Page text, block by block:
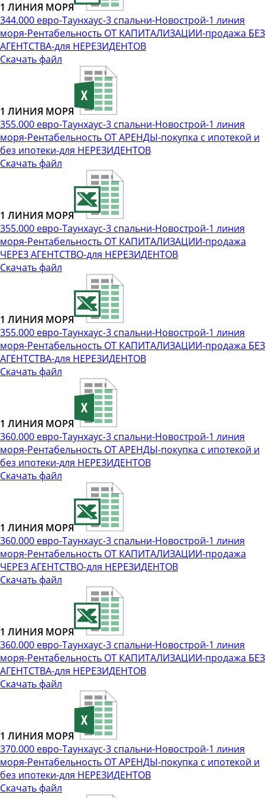
1 ЛИНИЯ МОРЯ
344.000 евро-Таунхаус-3 спальни-Новострой-1 линия
моря-Рентабельность ОТ КАПИТАЛИЗАЦИИ-продажа БЕЗ
АГЕНТСТВА-для НЕРЕЗИДЕНТОВ
Скачать файл
1 ЛИНИЯ МОРЯ
355.000 евро-Таунхаус-3 спальни-Новострой-1 линия
моря-Рентабельность ОТ АРЕНДЫ-покупка с ипотекой и
без ипотеки-для НЕРЕЗИДЕНТОВ
Скачать файл
1 ЛИНИЯ МОРЯ
355.000 евро-Таунхаус-3 спальни-Новострой-1 линия
моря-Рентабельность ОТ КАПИТАЛИЗАЦИИ-продажа
ЧЕРЕЗ АГЕНТСТВО-для НЕРЕЗИДЕНТОВ
Скачать файл
1 ЛИНИЯ МОРЯ
355.000 евро-Таунхаус-3 спальни-Новострой-1 линия
моря-Рентабельность ОТ КАПИТАЛИЗАЦИИ-продажа БЕЗ
АГЕНТСТВА-для НЕРЕЗИДЕНТОВ
Скачать файл
1 ЛИНИЯ МОРЯ
360.000 евро-Таунхаус-3 спальни-Новострой-1 линия
моря-Рентабельность ОТ АРЕНДЫ-покупка с ипотекой и
без ипотеки-для НЕРЕЗИДЕНТОВ
Скачать файл
1 ЛИНИЯ МОРЯ
360.000 евро-Таунхаус-3 спальни-Новострой-1 линия
моря-Рентабельность ОТ КАПИТАЛИЗАЦИИ-продажа
ЧЕРЕЗ АГЕНТСТВО-для НЕРЕЗИДЕНТОВ
Скачать файл
1 ЛИНИЯ МОРЯ
360.000 евро-Таунхаус-3 спальни-Новострой-1 линия
моря-Рентабельность ОТ КАПИТАЛИЗАЦИИ-продажа БЕЗ
АГЕНТСТВА-для НЕРЕЗИДЕНТОВ
Скачать файл
1 ЛИНИЯ МОРЯ
370.000 евро-Таунхаус-3 спальни-Новострой-1 линия
моря-Рентабельность ОТ АРЕНДЫ-покупка с ипотекой и
без ипотеки-для НЕРЕЗИДЕНТОВ
Скачать файл